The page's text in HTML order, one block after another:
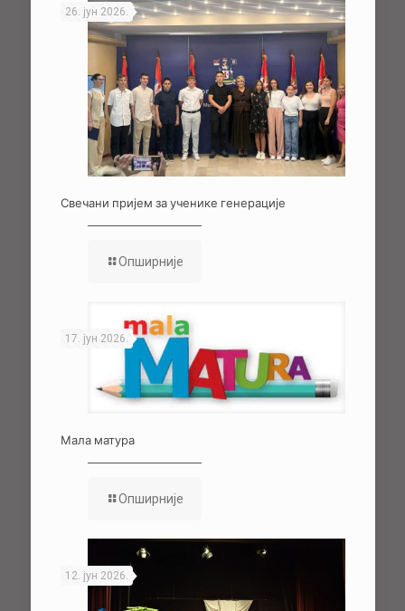
26. јун 2026.
Свечани пријем за ученике генерације
Опширније
17. јун 2026.
Мала матура
Опширније
12. јун 2026.